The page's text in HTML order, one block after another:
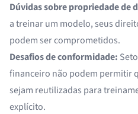
Dúvidas sobre propriedade de
a treinar um modelo, seus
podem ser comprometidos.
Desafios de conformidade:
financeiro não podem permitir
sejam reutilizadas para
explícito.